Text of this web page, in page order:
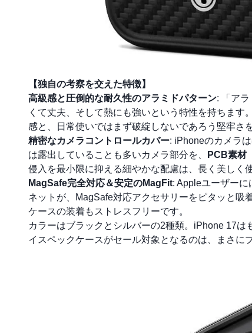
【独自の考察を交えた特徴】
高級感と圧倒的な耐久性のアラミドパターン: 「ア
くて丈夫、そして熱にも強いという特性を持ちま
感と、日常使いではまず破綻しないであろう堅牢さ
精密なカメラコントロールカバー: iPhoneのカメラ
は露出していることも多いカメラ部分を、
PCB素材
侵入を最小限に抑える細やかな配慮は、長く美しく
MagSafe完全対応＆安定のMagFit: Appleユーザー
ネットが、MagSafe対応アクセサリーをピタッと吸
ケースの装着もストレスフリーです。
カラーはブラックとシルバーの2種類。iPhone 17
イスペックケースがセール対象となるのは、まさに